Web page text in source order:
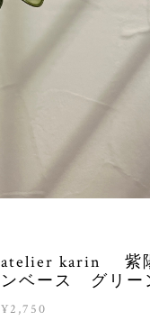
atelier karin 紫
ンベース グリー
¥2,750